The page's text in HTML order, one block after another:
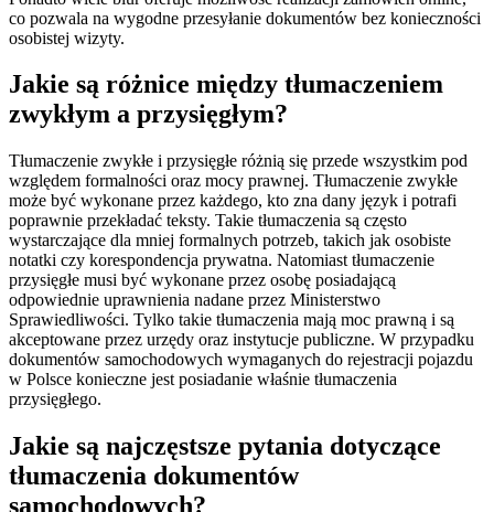
co pozwala na wygodne przesyłanie dokumentów bez konieczności
osobistej wizyty.
Jakie są różnice między tłumaczeniem
zwykłym a przysięgłym?
Tłumaczenie zwykłe i przysięgłe różnią się przede wszystkim pod
względem formalności oraz mocy prawnej. Tłumaczenie zwykłe
może być wykonane przez każdego, kto zna dany język i potrafi
poprawnie przekładać teksty. Takie tłumaczenia są często
wystarczające dla mniej formalnych potrzeb, takich jak osobiste
notatki czy korespondencja prywatna. Natomiast tłumaczenie
przysięgłe musi być wykonane przez osobę posiadającą
odpowiednie uprawnienia nadane przez Ministerstwo
Sprawiedliwości. Tylko takie tłumaczenia mają moc prawną i są
akceptowane przez urzędy oraz instytucje publiczne. W przypadku
dokumentów samochodowych wymaganych do rejestracji pojazdu
w Polsce konieczne jest posiadanie właśnie tłumaczenia
przysięgłego.
Jakie są najczęstsze pytania dotyczące
tłumaczenia dokumentów
samochodowych?